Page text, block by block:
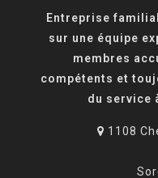
Entreprise
sur une équipe
membres
compétents et
du service
1108